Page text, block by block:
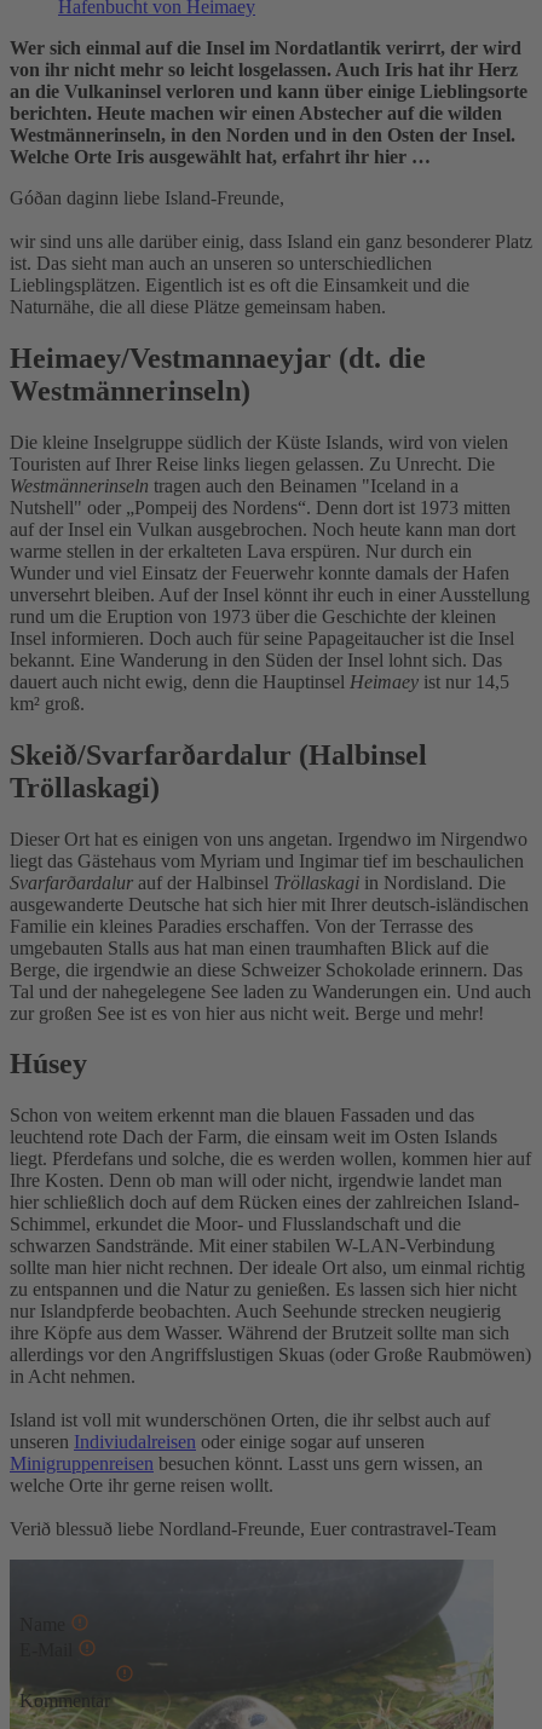
Hafenbucht von Heimaey
Wer sich einmal auf die Insel im Nordatlantik verirrt, der wird
von ihr nicht mehr so leicht losgelassen. Auch Iris hat ihr Herz
an die Vulkaninsel verloren und kann über einige Lieblingsorte
berichten. Heute machen wir einen Abstecher auf die wilden
Westmännerinseln, in den Norden und in den Osten der Insel.
Welche Orte Iris ausgewählt hat, erfahrt ihr hier …
Góðan daginn liebe Island-Freunde,
wir sind uns alle darüber einig, dass Island ein ganz besonderer Platz
ist. Das sieht man auch an unseren so unterschiedlichen
Lieblingsplätzen. Eigentlich ist es oft die Einsamkeit und die
Naturnähe, die all diese Plätze gemeinsam haben.
Heimaey/Vestmannaeyjar (dt. die
Westmännerinseln)
Die kleine Inselgruppe südlich der Küste Islands, wird von vielen
Touristen auf Ihrer Reise links liegen gelassen. Zu Unrecht. Die
Westmännerinseln tragen auch den Beinamen "Iceland in a
Nutshell" oder „Pompeij des Nordens“. Denn dort ist 1973 mitten
auf der Insel ein Vulkan ausgebrochen. Noch heute kann man dort
warme stellen in der erkalteten Lava erspüren. Nur durch ein
Wunder und viel Einsatz der Feuerwehr konnte damals der Hafen
unversehrt bleiben. Auf der Insel könnt ihr euch in einer Ausstellung
rund um die Eruption von 1973 über die Geschichte der kleinen
Insel informieren. Doch auch für seine Papageitaucher ist die Insel
bekannt. Eine Wanderung in den Süden der Insel lohnt sich. Das
dauert auch nicht ewig, denn die Hauptinsel Heimaey ist nur 14,5
km² groß.
Skeið/Svarfarðardalur (Halbinsel
Tröllaskagi)
Dieser Ort hat es einigen von uns angetan. Irgendwo im Nirgendwo
liegt das Gästehaus vom Myriam und Ingimar tief im beschaulichen
Svarfarðardalur auf der Halbinsel Tröllaskagi in Nordisland. Die
ausgewanderte Deutsche hat sich hier mit Ihrer deutsch-isländischen
Familie ein kleines Paradies erschaffen. Von der Terrasse des
umgebauten Stalls aus hat man einen traumhaften Blick auf die
Berge, die irgendwie an diese Schweizer Schokolade erinnern. Das
Tal und der nahegelegene See laden zu Wanderungen ein. Und auch
zur großen See ist es von hier aus nicht weit. Berge und mehr!
Húsey
Schon von weitem erkennt man die blauen Fassaden und das
leuchtend rote Dach der Farm, die einsam weit im Osten Islands
liegt. Pferdefans und solche, die es werden wollen, kommen hier auf
Ihre Kosten. Denn ob man will oder nicht, irgendwie landet man
hier schließlich doch auf dem Rücken eines der zahlreichen Island-
Schimmel, erkundet die Moor- und Flusslandschaft und die
schwarzen Sandstrände. Mit einer stabilen W-LAN-Verbindung
sollte man hier nicht rechnen. Der ideale Ort also, um einmal richtig
zu entspannen und die Natur zu genießen. Es lassen sich hier nicht
nur Islandpferde beobachten. Auch Seehunde strecken neugierig
ihre Köpfe aus dem Wasser. Während der Brutzeit sollte man sich
allerdings vor den Angriffslustigen Skuas (oder Große Raubmöwen)
in Acht nehmen.
Island ist voll mit wunderschönen Orten, die ihr selbst auch auf
unseren Indiviudalreisen oder einige sogar auf unseren
Minigruppenreisen besuchen könnt. Lasst uns gern wissen, an
welche Orte ihr gerne reisen wollt.
Verið blessuð liebe Nordland-Freunde, Euer contrastravel-Team
Kommentar